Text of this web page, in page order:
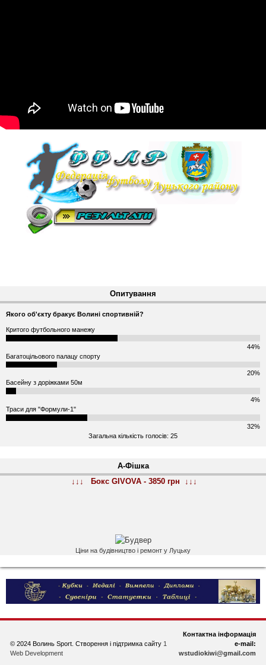
Опитування
Якого об'єкту бракує Волині спортивній?
Критого футбольного манежу
44%
Багатоцільового палацу спорту
20%
Басейну з доріжками 50м
4%
Траси для "Формули-1"
32%
Загальна кількість голосів: 25
А-Фішка
↓↓↓ Бокс GIVOVA - 3850 грн ↓↓↓
Ціни на будівництво і ремонт у Луцьку
© 2024 Волинь Sport. Створення і підтримка сайту 1
Web Development
Контактна інформація
e-mail:
wstudiokiwi@gmail.com